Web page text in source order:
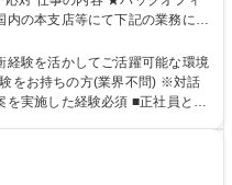
の本支店等にて下記の業務に従
て事務手続等の受付・オペレ
・構築等 ≪業務紹介：ご応募前
career/circle/
験を活かしてご活躍可能な環境
をお持ちの方(業界不問) ※対話
た経験必須 ■正社員とし
キャリアの選択肢があり、公募
できるカルチャーが浸透してい